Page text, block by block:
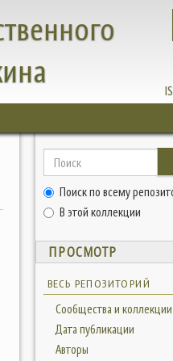
Поиск по всему
В этой коллекции
ПРОСМОТР
ВЕСЬ РЕПОЗИТОРИЙ
Сообщества и коллекции
Дата публикации
Авторы